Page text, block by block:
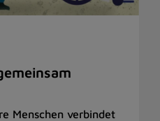
Menschen verbindet